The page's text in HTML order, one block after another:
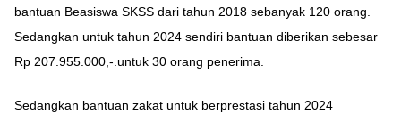
bantuan Beasiswa SKSS dari tahun 2018 sebanyak 120 orang.
Sedangkan untuk tahun 2024 sendiri bantuan diberikan sebesar
Rp 207.955.000,-.untuk 30 orang penerima.
Sedangkan bantuan zakat untuk berprestasi tahun 2024